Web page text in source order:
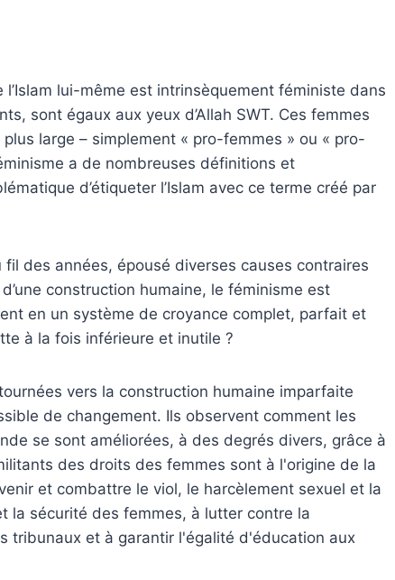
lui-même est intrinsèquement féministe dans
sont égaux aux yeux d’Allah SWT. Ces femmes
large – simplement « pro-femmes » ou « pro-
a de nombreuses définitions et
d’étiqueter l’Islam avec ce terme créé par
des années, épousé diverses causes contraires
construction humaine, le féminisme est
en un système de croyance complet, parfait et
à la fois inférieure et inutile ?
vers la construction humaine imparfaite
de changement. Ils observent comment les
se sont améliorées, à des degrés divers, grâce à
des droits des femmes sont à l'origine de la
et combattre le viol, le harcèlement sexuel et la
la sécurité des femmes, à lutter contre la
tribunaux et à garantir l'égalité d'éducation aux